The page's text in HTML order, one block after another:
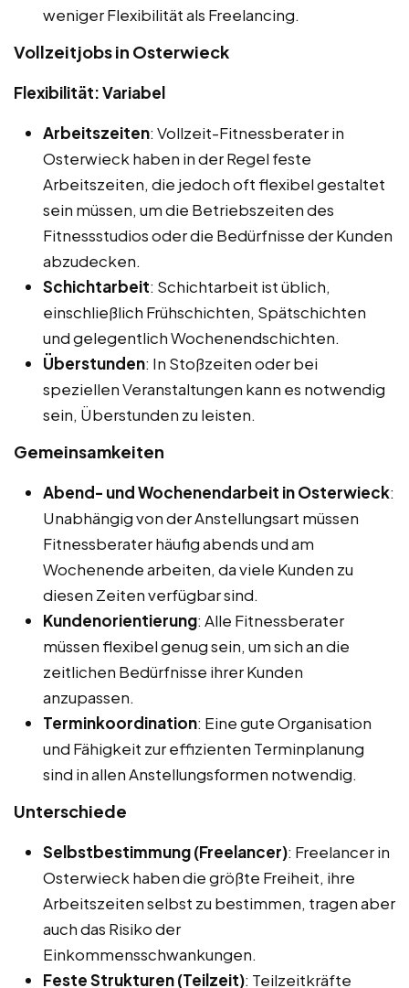
weniger Flexibilität als Freelancing.
Vollzeitjobs in Osterwieck
Flexibilität: Variabel
Arbeitszeiten: Vollzeit-Fitnessberater in
Osterwieck haben in der Regel feste
Arbeitszeiten, die jedoch oft flexibel gestaltet
sein müssen, um die Betriebszeiten des
Fitnessstudios oder die Bedürfnisse der Kunden
abzudecken.
Schichtarbeit: Schichtarbeit ist üblich,
einschließlich Frühschichten, Spätschichten
und gelegentlich Wochenendschichten.
Überstunden: In Stoßzeiten oder bei
speziellen Veranstaltungen kann es notwendig
sein, Überstunden zu leisten.
Gemeinsamkeiten
Abend- und Wochenendarbeit in Osterwieck:
Unabhängig von der Anstellungsart müssen
Fitnessberater häufig abends und am
Wochenende arbeiten, da viele Kunden zu
diesen Zeiten verfügbar sind.
Kundenorientierung: Alle Fitnessberater
müssen flexibel genug sein, um sich an die
zeitlichen Bedürfnisse ihrer Kunden
anzupassen.
Terminkoordination: Eine gute Organisation
und Fähigkeit zur effizienten Terminplanung
sind in allen Anstellungsformen notwendig.
Unterschiede
Selbstbestimmung (Freelancer): Freelancer in
Osterwieck haben die größte Freiheit, ihre
Arbeitszeiten selbst zu bestimmen, tragen aber
auch das Risiko der
Einkommensschwankungen.
Feste Strukturen (Teilzeit): Teilzeitkräfte